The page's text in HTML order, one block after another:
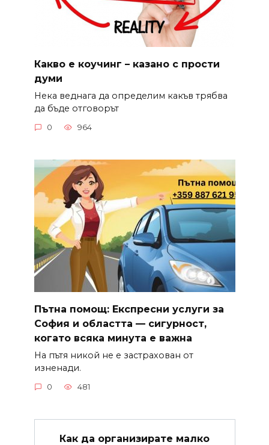
Какво е коучинг – казано с прости
думи
Нека веднага да определим какъв трябва
да бъде отговорът
0 964
Пътна помощ: Експресни услуги за
София и областта — сигурност,
когато всяка минута е важна
На пътя никой не е застрахован от
изненади.
0 481
Как да организирате малко